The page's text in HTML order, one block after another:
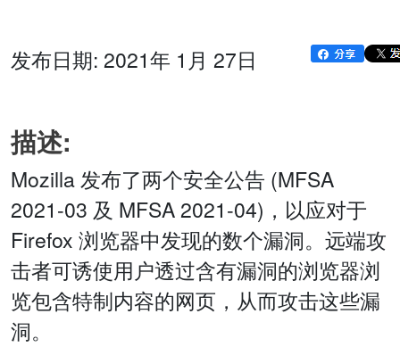
发布日期: 2021年 1月 27日
描述:
Mozilla 发布了两个安全公告 (MFSA
2021-03 及 MFSA 2021-04)，以应对于
Firefox 浏览器中发现的数个漏洞。远端攻
击者可诱使用户透过含有漏洞的浏览器浏
览包含特制内容的网页，从而攻击这些漏
洞。